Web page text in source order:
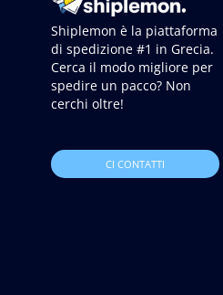
Shiplemon è la piattaforma
di spedizione #1 in Grecia.
Cerca il modo migliore per
spedire un pacco? Non
cerchi oltre!
CI CONTATTI